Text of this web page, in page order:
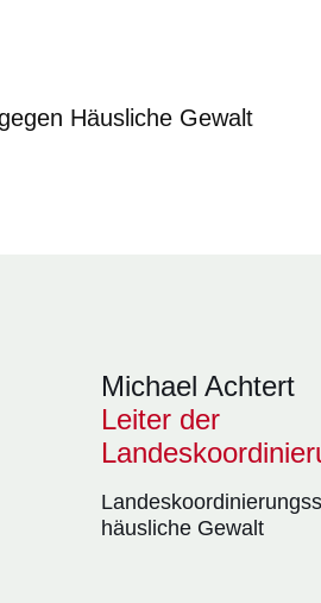
Häusliche Gewalt
Michael Achtert
Leiter der
häusliche Gewalt